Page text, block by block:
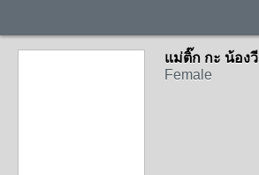
แม่ติ๊ก กะ น้องวี
Female